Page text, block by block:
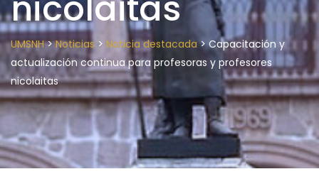
UMSNH>Noticias > Noticia destacada>Capacitación y
actualización continua para profesoras y profesores
nicolaitas